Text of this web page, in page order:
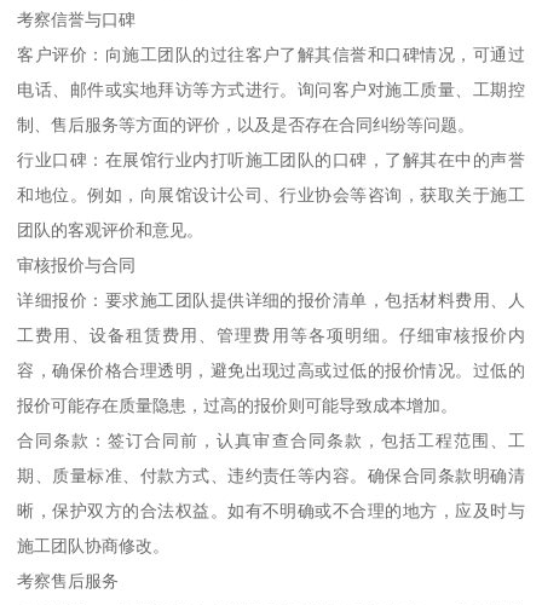
考察信誉与口碑
客户评价：向施工团队的过往客户了解其信誉和口碑情况，可通过
电话、邮件或实地拜访等方式进行。询问客户对施工质量、工期控
制、售后服务等方面的评价，以及是否存在合同纠纷等问题。
行业口碑：在展馆行业内打听施工团队的口碑，了解其在中的声誉
和地位。例如，向展馆设计公司、行业协会等咨询，获取关于施工
团队的客观评价和意见。
审核报价与合同
详细报价：要求施工团队提供详细的报价清单，包括材料费用、人
工费用、设备租赁费用、管理费用等各项明细。仔细审核报价内
容，确保价格合理透明，避免出现过高或过低的报价情况。过低的
报价可能存在质量隐患，过高的报价则可能导致成本增加。
合同条款：签订合同前，认真审查合同条款，包括工程范围、工
期、质量标准、付款方式、违约责任等内容。确保合同条款明确清
晰，保护双方的合法权益。如有不明确或不合理的地方，应及时与
施工团队协商修改。
考察售后服务